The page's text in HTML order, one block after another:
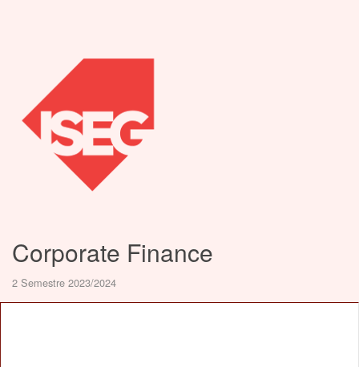
Corporate Finance
2 Semestre 2023/2024